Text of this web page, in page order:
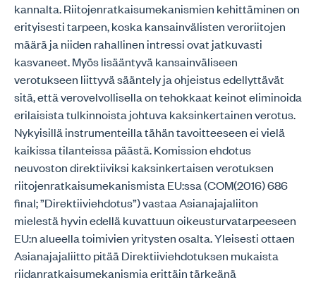
kannalta. Riitojenratkaisumekanismien kehittäminen on
erityisesti tarpeen, koska kansainvälisten veroriitojen
määrä ja niiden rahallinen intressi ovat jatkuvasti
kasvaneet. Myös lisääntyvä kansainväliseen
verotukseen liittyvä sääntely ja ohjeistus edellyttävät
sitä, että verovelvollisella on tehokkaat keinot eliminoida
erilaisista tulkinnoista johtuva kaksinkertainen verotus.
Nykyisillä instrumenteilla tähän tavoitteeseen ei vielä
kaikissa tilanteissa päästä. Komission ehdotus
neuvoston direktiiviksi kaksinkertaisen verotuksen
riitojenratkaisumekanismista EU:ssa (COM(2016) 686
final; ”Direktiiviehdotus”) vastaa Asianajajaliiton
mielestä hyvin edellä kuvattuun oikeusturvatarpeeseen
EU:n alueella toimivien yritysten osalta. Yleisesti ottaen
Asianajajaliitto pitää Direktiiviehdotuksen mukaista
riidanratkaisumekanismia erittäin tärkeänä